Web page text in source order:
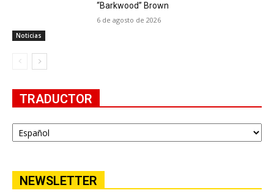
Noticias
“Barkwood” Brown
6 de agosto de 2026
TRADUCTOR
NEWSLETTER